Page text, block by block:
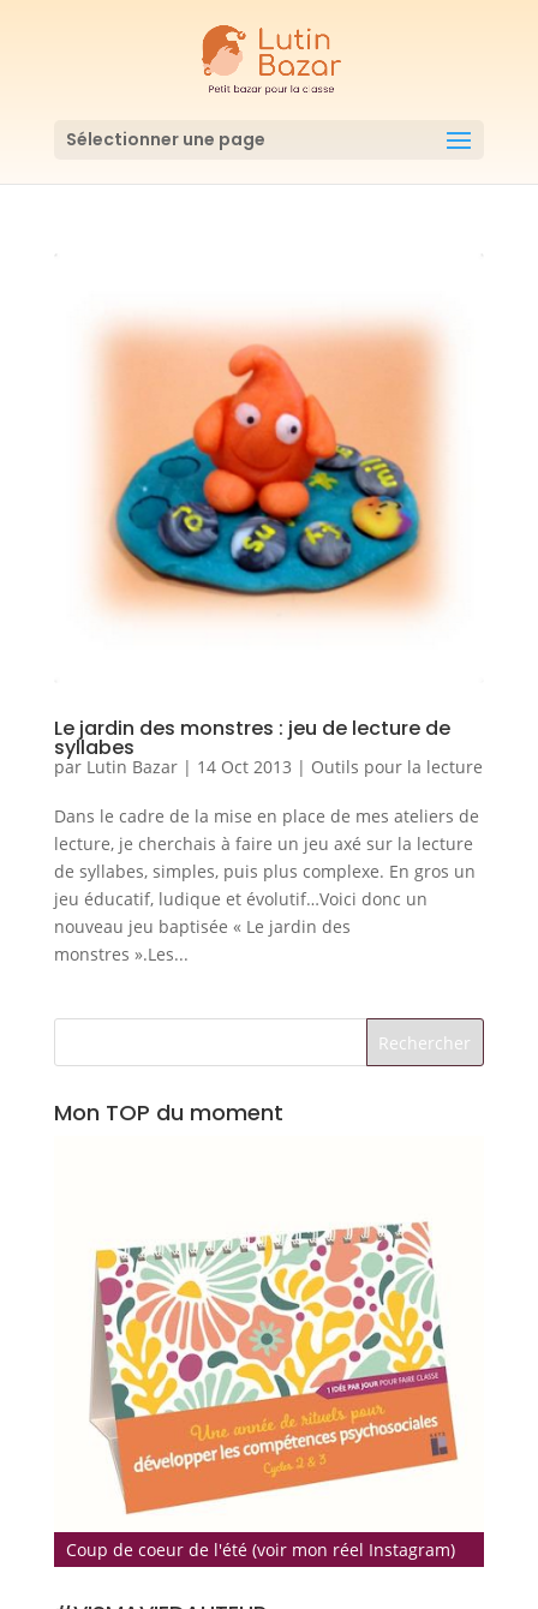
Sélectionner une page
Le jardin des monstres : jeu de lecture de
syllabes
par Lutin Bazar| 14 Oct 2013 | Outils pour la lecture
Dans le cadre de la mise en place de mes ateliers de
lecture, je cherchais à faire un jeu axé sur la lecture
de syllabes, simples, puis plus complexe. En gros un
jeu éducatif, ludique et évolutif…Voici donc un
nouveau jeu baptisée « Le jardin des
monstres ».Les...
Mon TOP du moment
Coup de coeur de l'été (voir mon réel Instagram)